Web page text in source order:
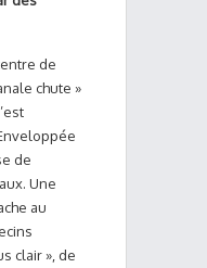
de
chute »
de
Une
au
clair », de